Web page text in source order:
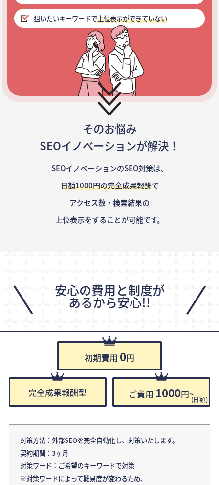
狙いたいキーワードで上位表示ができていない
そのお悩み
SEOイノベーションが解決！
SEOイノベーションのSEO対策は、
日額1000円の完全成果報酬で
アクセス数・検索結果の
上位表示をすることが可能です。
\ 安心の費用と制度が
あるから安心!! /
初期費用 0円
完全成果報酬型 ご費用 1000円~(日額)
対策方法：外部SEOを完全自動化し、対策いたします。
契約期間：3ヶ月
対策ワード：ご希望のキーワードで対策
※対策ワードによって難易度が変わるため、